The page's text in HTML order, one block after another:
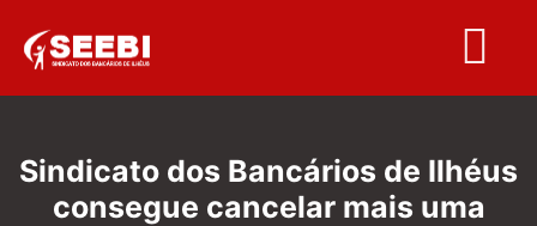
Sindicato dos Bancários de Ilhéus
consegue cancelar mais uma